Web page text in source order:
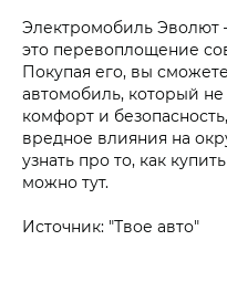
Электромобиль Эволют
это перевоплощение
Покупая его, вы
автомобиль, который
комфорт и
вредное влияния на
узнать про то, как
можно тут.
Источник: "Твое авто"